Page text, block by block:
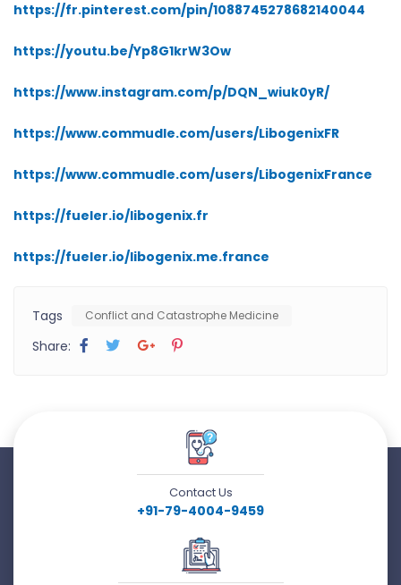
https://fr.pinterest.com/pin/1088745278682140044
https://youtu.be/Yp8G1krW3Ow
https://www.instagram.com/p/DQN_wiuk0yR/
https://www.commudle.com/users/LibogenixFR
https://www.commudle.com/users/LibogenixFrance
https://fueler.io/libogenix.fr
https://fueler.io/libogenix.me.france
Tags Conflict and Catastrophe Medicine
Share:
Contact Us
+91-79-4004-9459